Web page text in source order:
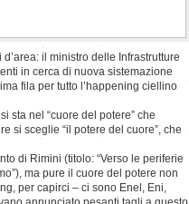
il ministro delle Infrastrutture
in cerca di nuova sistemazione
fila per tutto l’happening ciellino
sta nel “cuore del potere” che
si sceglie “il potere del cuore”, che
di Rimini (titolo: “Verso le periferie
ma pure il cuore del potere non
per capirci – ci sono Enel, Eni,